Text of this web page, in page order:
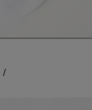
/